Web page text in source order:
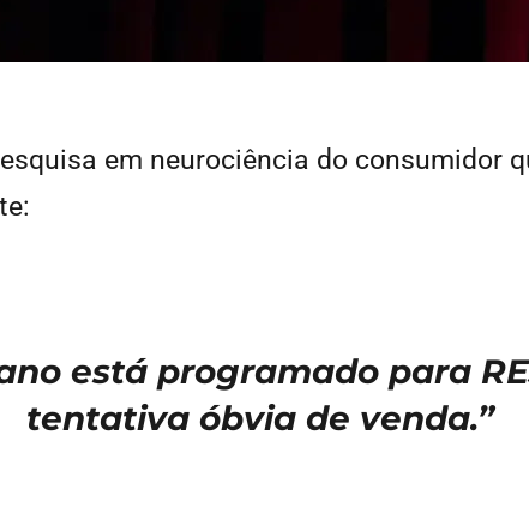
em neurociência do consumidor
está programado para
tentativa óbvia de venda.”